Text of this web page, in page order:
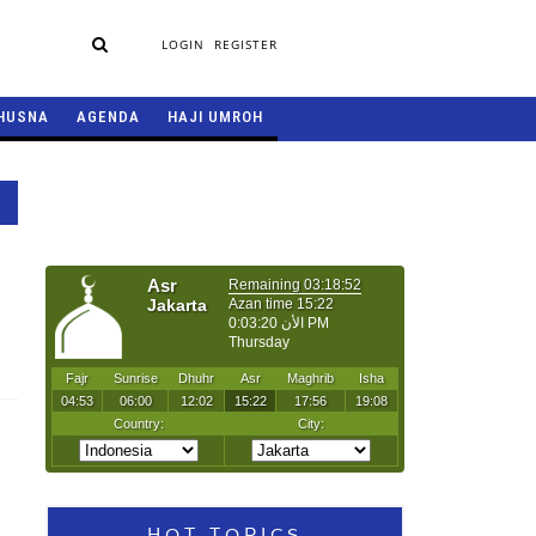
LOGIN REGISTER
AGENDA HAJI UMROH